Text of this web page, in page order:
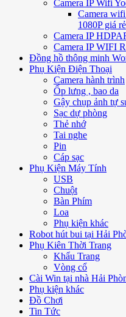
Camera IP Wifi
Camera
1080P giá rẻ
Camera IP
Camera IP WIFI
Đồng hồ thông minh
Phụ Kiện Điện Thoại
Camera hành trình
Ốp lưng , bao da
Gậy chụp ảnh tự
Sạc dự phòng
Thẻ nhớ
Tai nghe
Pin
Cáp sạc
Phụ Kiện Máy Tính
USB
Chuột
Bàn Phím
Loa
Phụ kiện khác
Robot hút bui tại Hải
Phụ Kiên Thời Trang
Khẩu Trang
Vòng cổ
Cài Win tại nhà Hải
Phụ kiện khác
Đồ Chơi
Tin Tức